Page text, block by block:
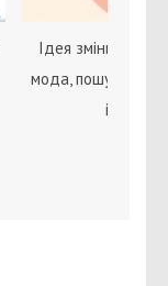
Ідея зміни статі
мода, пошук себе